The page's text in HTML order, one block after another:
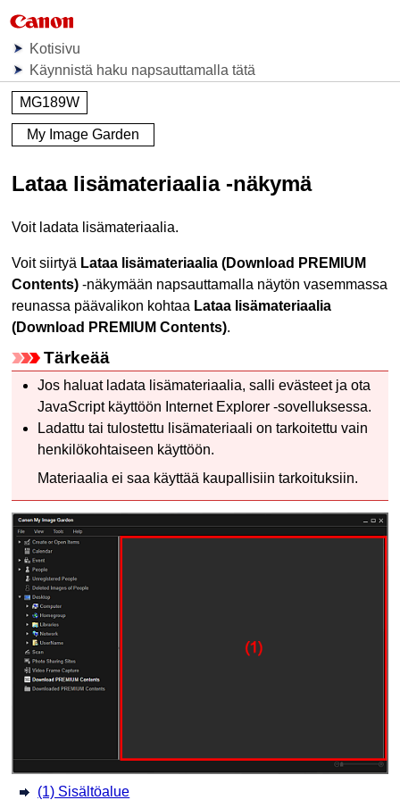
Kotisivu
Käynnistä haku napsauttamalla tätä
MG189W
My Image Garden
Lataa lisämateriaalia-näkymä
Voit ladata lisämateriaalia.
Voit siirtyä Lataa lisämateriaalia (Download PREMIUM
Contents) -näkymään napsauttamalla näytön vasemmassa
reunassa päävalikon kohtaa Lataa lisämateriaalia
(Download PREMIUM Contents).
Tärkeää
Jos haluat ladata lisämateriaalia, salli evästeet ja ota
JavaScript käyttöön Internet Explorer -sovelluksessa.
Ladattu tai tulostettu lisämateriaali on tarkoitettu vain
henkilökohtaiseen käyttöön.
Materiaalia ei saa käyttää kaupallisiin tarkoituksiin.
(1) Sisältöalue